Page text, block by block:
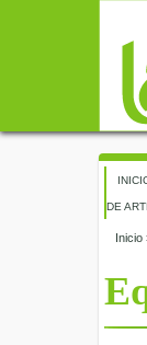
DE
Inicio